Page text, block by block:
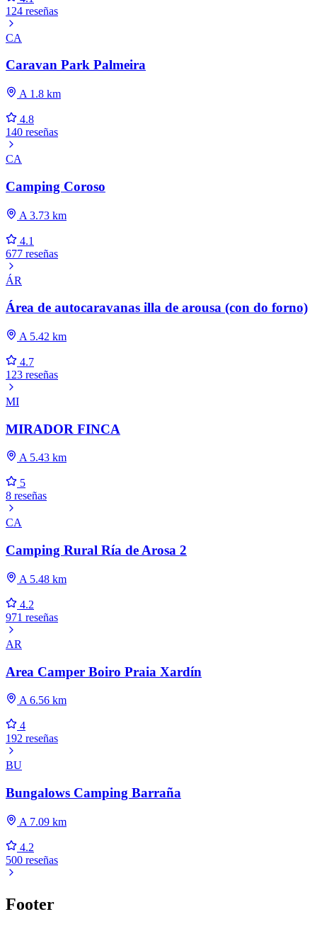
124 reseñas
CA
Caravan Park Palmeira
A 1.8 km
4.8
140 reseñas
CA
Camping Coroso
A 3.73 km
4.1
677 reseñas
ÁR
Área de autocaravanas illa de arousa (con do forno)
A 5.42 km
4.7
123 reseñas
MI
MIRADOR FINCA
A 5.43 km
5
8 reseñas
CA
Camping Rural Ría de Arosa 2
A 5.48 km
4.2
971 reseñas
AR
Area Camper Boiro Praia Xardín
A 6.56 km
4
192 reseñas
BU
Bungalows Camping Barraña
A 7.09 km
4.2
500 reseñas
Footer